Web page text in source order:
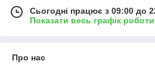
Сьогодні працює з 09:00 до
Показати весь графік роботи
Про нас